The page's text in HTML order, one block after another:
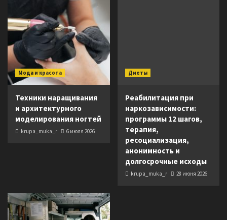
Мода и красота
Техники наращивания
и архитектурного
моделирования ногтей
krupa_muka_r 6 июля 2026
Диеты
Реабилитация при
наркозависимости:
программы 12 шагов,
терапия,
ресоциализация,
анонимность и
долгосрочные исходы
krupa_muka_r 28 июня 2026